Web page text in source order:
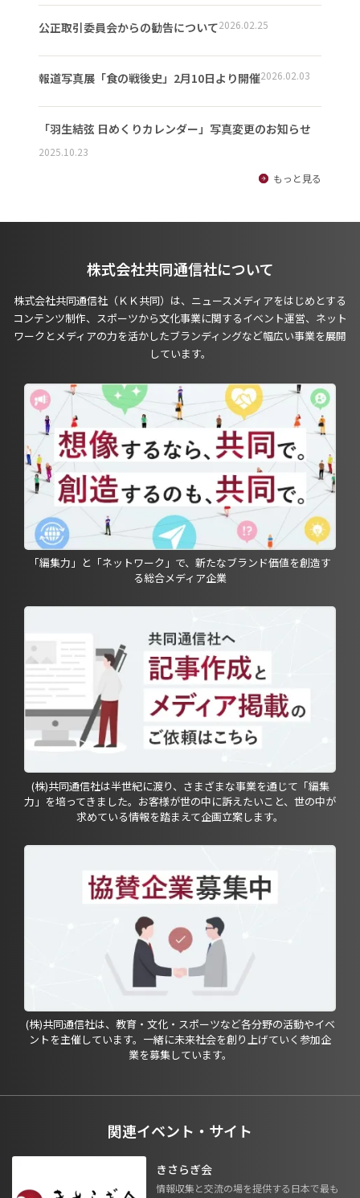
公正取引委員会からの勧告について2026.02.25
報道写真展「食の戦後史」2月10日より開催2026.02.03
「羽生結弦 日めくりカレンダー」写真変更のお知らせ
2025.10.23
もっと見る
株式会社共同通信社について
株式会社共同通信社（ＫＫ共同）は、ニュースメディアをはじめとする
コンテンツ制作、スポーツから文化事業に関するイベント運営、ネット
ワークとメディアの力を活かしたブランディングなど幅広い事業を展開
しています。
「編集力」と「ネットワーク」で、新たなブランド価値を創造す
る総合メディア企業
(株)共同通信社は半世紀に渡り、さまざまな事業を通じて「編集
力」を培ってきました。お客様が世の中に訴えたいこと、世の中が
求めている情報を踏まえて企画立案します。
(株)共同通信社は、教育・文化・スポーツなど各分野の活動やイベ
ントを主催しています。一緒に未来社会を創り上げていく参加企
業を募集しています。
関連イベント・サイト
きさらぎ会
情報収集と交流の場を提供する日本で最も